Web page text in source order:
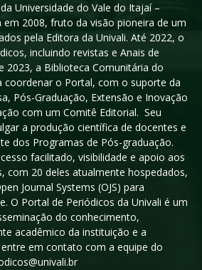
Universidade do Vale do Itajaí –
em 2008, fruto da visão pioneira de um
pela Editora da Univali. Até 2022, o
incluindo revistas e Anais de
2023, a Biblioteca Comunitária do
coordenar o Portal, com o suporte da
Pós-Graduação, Extensão e Inovação
com um Comitê Editorial. Seu
a produção científica de docentes e
dos Programas de Pós-graduação.
facilitado, visibilidade e apoio aos
com 20 deles atualmente hospedados,
Journal Systems (OJS) para
O Portal de Periódicos da Univali é um
do conhecimento,
acadêmico da instituição e a
em contato com a equipe do